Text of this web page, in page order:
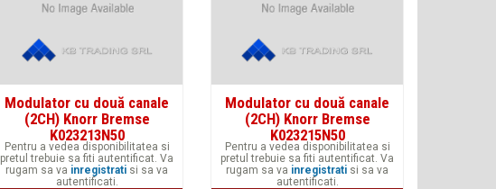
Modulator cu două canale
(2CH) Knorr Bremse
K023213N50
Pentru a vedea disponibilitatea si
pretul trebuie sa fiti autentificat. Va
rugam sa va inregistrati si sa va
autentificati.
Modulator cu două canale
(2CH) Knorr Bremse
K023215N50
Pentru a vedea disponibilitatea si
pretul trebuie sa fiti autentificat. Va
rugam sa va inregistrati si sa va
autentificati.